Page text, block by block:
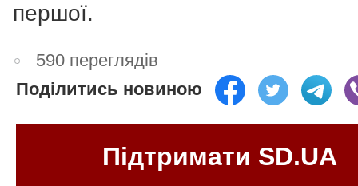
першої.
590 переглядів
Поділитись новиною
Підтримати SD.UA